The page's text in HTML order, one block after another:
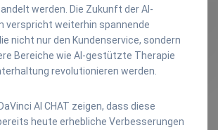
werden. Die Zukunft der AI-
verspricht weiterhin spannende
nicht nur den Kundenservice, sondern
Bereiche wie AI-gestützte Therapie
revolutionieren werden.
AI CHAT zeigen, dass diese
heute erhebliche Verbesserungen